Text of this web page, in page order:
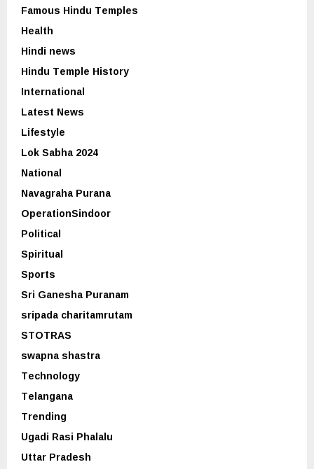
Famous Hindu Temples
Health
Hindi news
Hindu Temple History
International
Latest News
Lifestyle
Lok Sabha 2024
National
Navagraha Purana
OperationSindoor
Political
Spiritual
Sports
Sri Ganesha Puranam
sripada charitamrutam
STOTRAS
swapna shastra
Technology
Telangana
Trending
Ugadi Rasi Phalalu
Uttar Pradesh